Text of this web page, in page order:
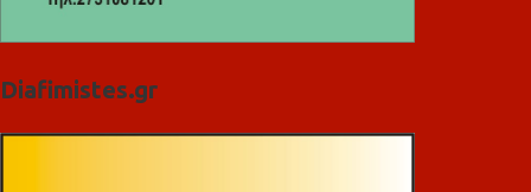
Diafimistes.gr